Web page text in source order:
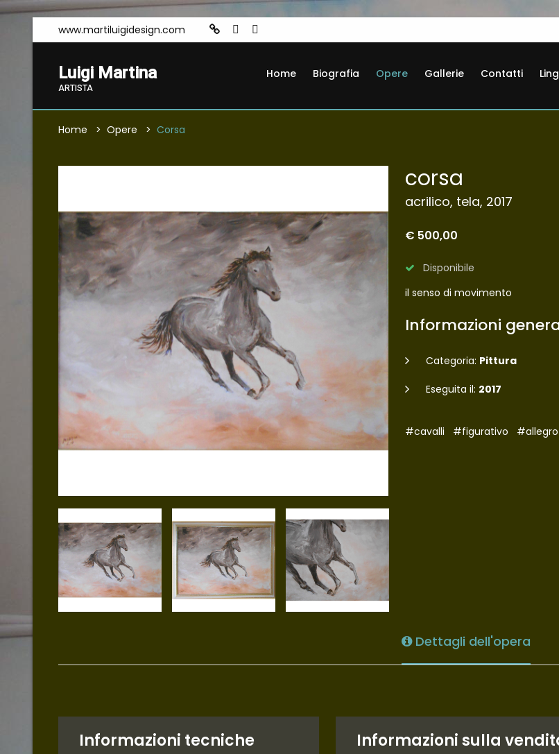
www.martiluigidesign.com
Luigi Martina
ARTISTA
Home Biografia Opere Gallerie Contatti
Home Opere Corsa
corsa
acrilico, tela, 2017
€ 500,00
Disponibile
il senso di movimento
Informazioni
Categoria: Pittura
Eseguita il: 2017
#cavalli #figurativo #allegro
Dettagli dell'opera
Informazioni tecniche Informazioni sulla